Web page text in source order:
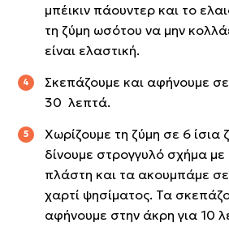
μπέικιν πάουντερ και το
τη ζύμη ωσότου να μην
είναι ελαστική.
Σκεπάζουμε και αφήνουμε
30 λεπτά.
Χωρίζουμε τη ζύμη σε 6 ίσια
δίνουμε στρογγυλό σχήμα με
πλάστη και τα ακουμπάμε σε
χαρτί ψησίματος. Τα
αφήνουμε στην άκρη για 10